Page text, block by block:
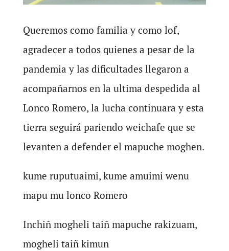
Queremos como familia y como lof,
agradecer a todos quienes a pesar de la
pandemia y las dificultades llegaron a
acompañarnos en la ultima despedida al
Lonco Romero, la lucha continuara y esta
tierra seguirá pariendo weichafe que se
levanten a defender el mapuche moghen.
kume ruputuaimi, kume amuimi wenu
mapu mu lonco Romero
Inchiñ mogheli taiñ mapuche rakizuam,
mogheli taiñ kimun